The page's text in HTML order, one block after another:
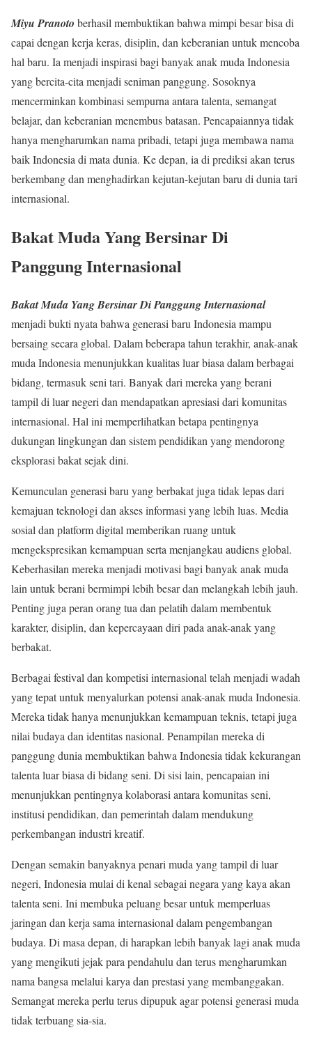
Miyu Pranoto berhasil membuktikan bahwa mimpi besar bisa di
capai dengan kerja keras, disiplin, dan keberanian untuk mencoba
hal baru. Ia menjadi inspirasi bagi banyak anak muda Indonesia
yang bercita-cita menjadi seniman panggung. Sosoknya
mencerminkan kombinasi sempurna antara talenta, semangat
belajar, dan keberanian menembus batasan. Pencapaiannya tidak
hanya mengharumkan nama pribadi, tetapi juga membawa nama
baik Indonesia di mata dunia. Ke depan, ia di prediksi akan terus
berkembang dan menghadirkan kejutan-kejutan baru di dunia tari
internasional.
Bakat Muda Yang Bersinar Di
Panggung Internasional
Bakat Muda Yang Bersinar Di Panggung Internasional
menjadi bukti nyata bahwa generasi baru Indonesia mampu
bersaing secara global. Dalam beberapa tahun terakhir, anak-anak
muda Indonesia menunjukkan kualitas luar biasa dalam berbagai
bidang, termasuk seni tari. Banyak dari mereka yang berani
tampil di luar negeri dan mendapatkan apresiasi dari komunitas
internasional. Hal ini memperlihatkan betapa pentingnya
dukungan lingkungan dan sistem pendidikan yang mendorong
eksplorasi bakat sejak dini.
Kemunculan generasi baru yang berbakat juga tidak lepas dari
kemajuan teknologi dan akses informasi yang lebih luas. Media
sosial dan platform digital memberikan ruang untuk
mengekspresikan kemampuan serta menjangkau audiens global.
Keberhasilan mereka menjadi motivasi bagi banyak anak muda
lain untuk berani bermimpi lebih besar dan melangkah lebih jauh.
Penting juga peran orang tua dan pelatih dalam membentuk
karakter, disiplin, dan kepercayaan diri pada anak-anak yang
berbakat.
Berbagai festival dan kompetisi internasional telah menjadi wadah
yang tepat untuk menyalurkan potensi anak-anak muda Indonesia.
Mereka tidak hanya menunjukkan kemampuan teknis, tetapi juga
nilai budaya dan identitas nasional. Penampilan mereka di
panggung dunia membuktikan bahwa Indonesia tidak kekurangan
talenta luar biasa di bidang seni. Di sisi lain, pencapaian ini
menunjukkan pentingnya kolaborasi antara komunitas seni,
institusi pendidikan, dan pemerintah dalam mendukung
perkembangan industri kreatif.
Dengan semakin banyaknya penari muda yang tampil di luar
negeri, Indonesia mulai di kenal sebagai negara yang kaya akan
talenta seni. Ini membuka peluang besar untuk memperluas
jaringan dan kerja sama internasional dalam pengembangan
budaya. Di masa depan, di harapkan lebih banyak lagi anak muda
yang mengikuti jejak para pendahulu dan terus mengharumkan
nama bangsa melalui karya dan prestasi yang membanggakan.
Semangat mereka perlu terus dipupuk agar potensi generasi muda
tidak terbuang sia-sia.